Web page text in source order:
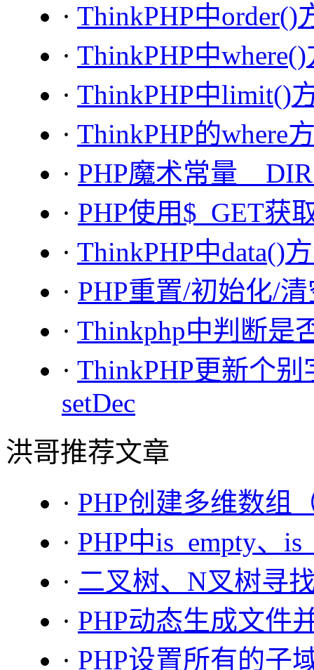
· ThinkPHP中order()
· ThinkPHP中
· ThinkPHP中limit()
· ThinkPHP的where
· PHP魔术常量
· PHP使用$_GET获
· ThinkPHP中data()
· PHP重置/初始化/
· Thinkphp中判断是
· ThinkPHP更新个别
setDec
洪哥推荐文章
· PHP创建多维数组
· PHP中is_empty、
· 二叉树、N叉树寻
· PHP动态生成文件
· PHP设置所有的子